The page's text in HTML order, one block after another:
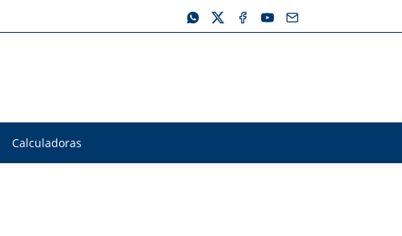
Calculadoras